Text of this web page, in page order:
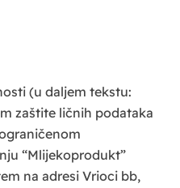
(u daljem tekstu:
zaštite ličnih podataka
“Mlijekoprodukt”
na adresi Vrioci bb,